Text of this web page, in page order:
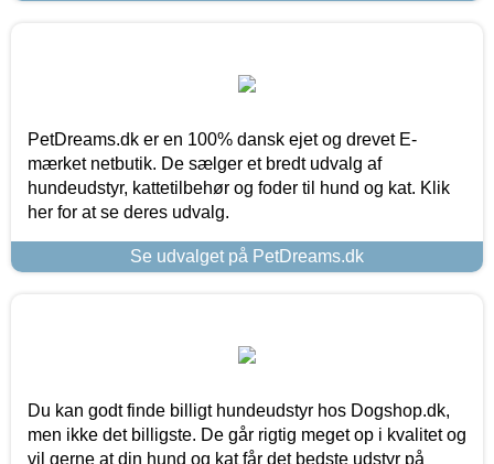
PetDreams.dk er en 100% dansk ejet og drevet E-
mærket netbutik. De sælger et bredt udvalg af
hundeudstyr, kattetilbehør og foder til hund og kat. Klik
her for at se deres udvalg.
Se udvalget på PetDreams.dk
Du kan godt finde billigt hundeudstyr hos Dogshop.dk,
men ikke det billigste. De går rigtig meget op i kvalitet og
vil gerne at din hund og kat får det bedste udstyr på